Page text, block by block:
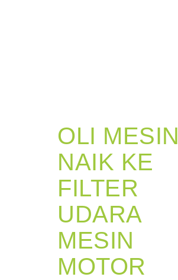
OLI MESIN
NAIK KE
FILTER
UDARA
MESIN
MOTOR